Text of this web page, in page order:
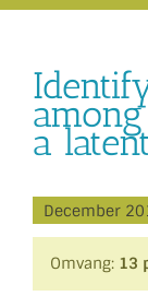
a
December
Omvang: 13